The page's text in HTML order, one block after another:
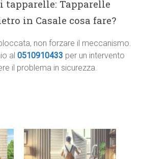
tapparelle: Tapparelle
in Casale cosa fare?
non forzare il meccanismo.
al0510910433 per un intervento
il problema in sicurezza.